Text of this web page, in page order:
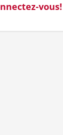
vous!